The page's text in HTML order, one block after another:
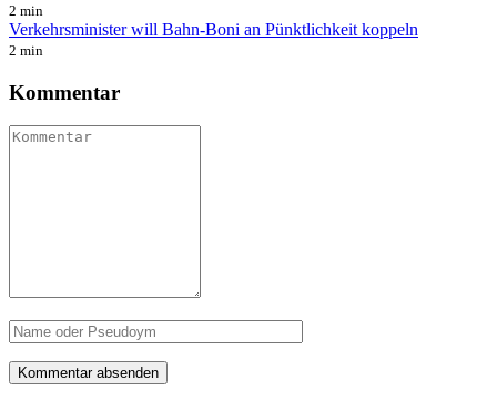
2 min
Verkehrsminister will Bahn-Boni an Pünktlichkeit koppeln
2 min
Kommentar